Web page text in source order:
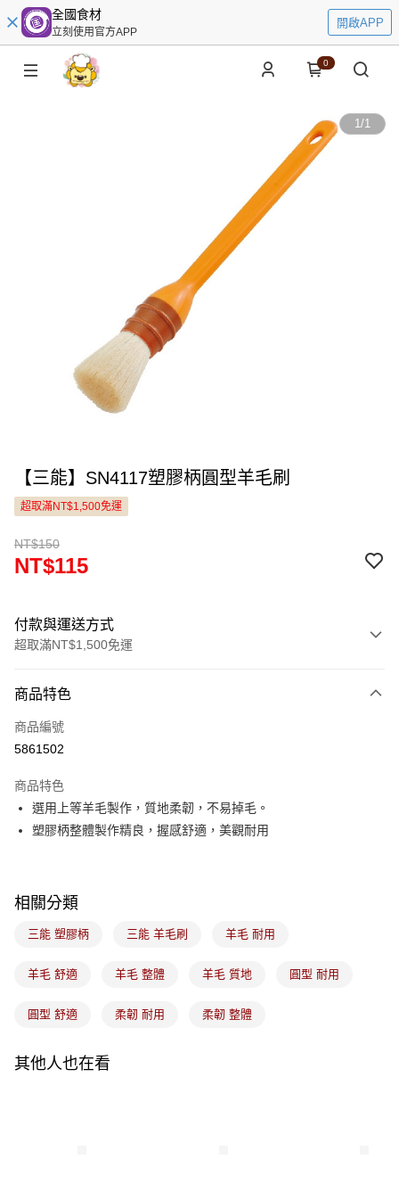
全國食材
立刻使用官方APP
開啟APP
0
1/1
【三能】SN4117塑膠柄圓型羊毛刷
超取滿NT$1,500免運
NT$150
NT$115
付款與運送方式
超取滿NT$1,500免運
信用卡一次付款
LINE Pay
悠遊付
Google Pay
ATM付款
7-11取貨(5kg以內，尺寸不超過90cm)
每筆NT$100，滿NT$1,500(含以上)免運費
商品特色
商品編號
5861502
商品特色
選用上等羊毛製作，質地柔韌，不易掉毛。
塑膠柄整體製作精良，握感舒適，美觀耐用
相關分類
三能 塑膠柄 三能 羊毛刷 羊毛 耐用
羊毛 舒適 羊毛 整體 羊毛 質地 圓型 耐用
圓型 舒適 柔韌 耐用 柔韌 整體
其他人也在看